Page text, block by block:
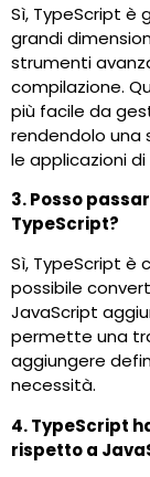
Sì, TypeScript è
grandi
strumenti
compilazione.
più facile da
rendendolo una
le applicazioni
3. Posso
TypeScript?
Sì, TypeScript è
possibile
JavaScript
permette una
aggiungere
necessità.
4. TypeScript
rispetto a